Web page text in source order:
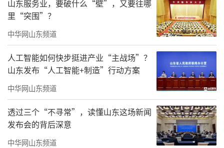
山东服务业，要破什么“壁”，又要往哪
里“突围”？
中华网山东频道
人工智能如何快步挺进产业“主战场”？
山东发布“人工智能+制造”行动方案
中华网山东频道
透过三个“不寻常”，读懂山东这场新闻
发布会的背后深意
中华网山东频道